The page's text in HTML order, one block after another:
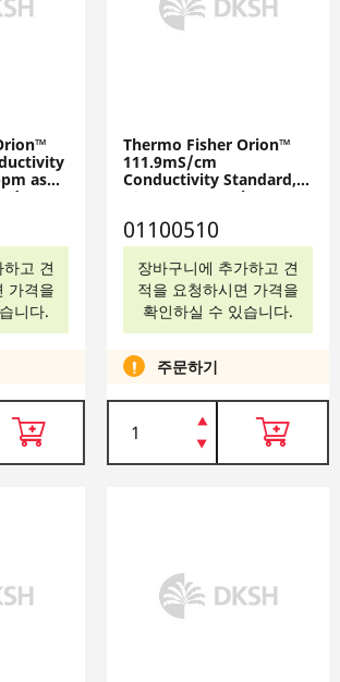
as
5 x
고 견
가격을
니다.
Thermo Fisher Orion™
111.9mS/cm
Conductivity Standard,
10 x 15mL Pouches,
01100510
장바구니에 추가하고 견
적을 요청하시면 가격을
확인하실 수 있습니다.
주문하기